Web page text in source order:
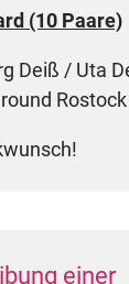
(10 Paare)
Deiß / Uta
Rostock
einer